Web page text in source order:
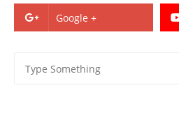
Google +